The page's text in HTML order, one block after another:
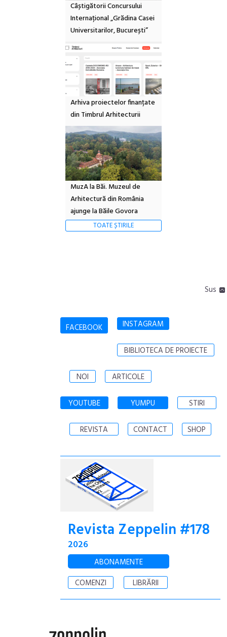
Câștigătorii Concursului
Internațional „Grădina Casei
Universitarilor, București”
Arhiva proiectelor finanțate
din Timbrul Arhitecturii
MuzA la Băi. Muzeul de
Arhitectură din România
ajunge la Băile Govora
TOATE ȘTIRILE
Sus
FACEBOOK INSTAGRAM
BIBLIOTECA DE PROIECTE
NOI ARTICOLE
YOUTUBE YUMPU STIRI
REVISTA CONTACT SHOP
Revista Zeppelin #178
2026
ABONAMENTE
COMENZI
LIBRĂRII